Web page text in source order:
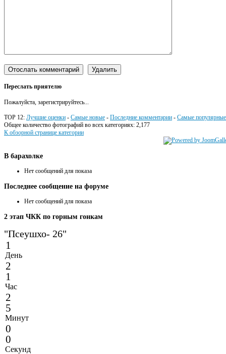
Переслать приятелю
Пожалуйста, зарегистрируйтесь...
TOP 12: Лучшие оценки - Самые новые - Последние комментарии - Самые популярные
Общее количество фотографий во всех категориях: 2,177
К обзорной странице категории
В барахолке
Нет сообщений для показа
Последнее сообщение на форуме
Нет сообщений для показа
2 этап ЧКК по горным гонкам
"Псеушхо- 26"
1
День
2
1
Час
2
5
Минут
0
0
Секунд